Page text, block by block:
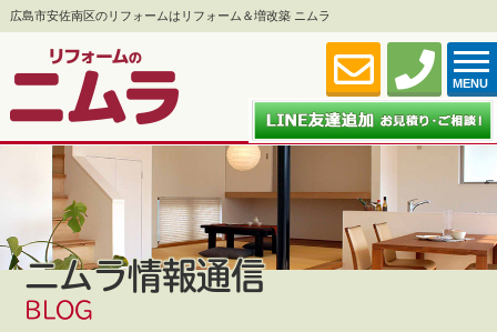
広島市安佐南区のリフォームはリフォーム＆増改築 ニムラ
MENU
ニムラ情報通信
BLOG